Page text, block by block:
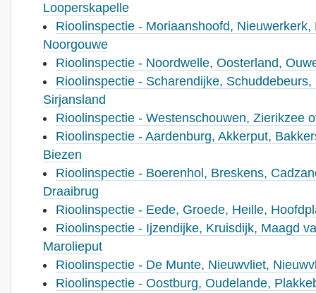
Looperskapelle
Rioolinspectie - Moriaanshoofd,
Noorgouwe
Rioolinspectie - Noordwelle, Oosterland,
Rioolinspectie - Scharendijke,
Sirjansland
Rioolinspectie - Westenschouwen, Zierikzee
Rioolinspectie - Aardenburg, Akkerput,
Biezen
Rioolinspectie - Boerenhol, Breskens,
Draaibrug
Rioolinspectie - Eede, Groede, Heille,
Rioolinspectie - Ijzendijke, Kruisdijk, Maagd
Marolieput
Rioolinspectie - De Munte, Nieuwvliet,
Rioolinspectie - Oostburg, Oudelande,